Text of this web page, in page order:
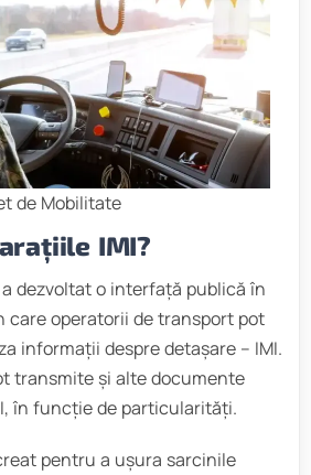
de Mobilitate
IMI?
dezvoltat o interfață publică în
care operatorii de transport pot
informații despre detașare – IMI.
transmite și alte documente
în funcție de particularități.
pentru a ușura sarcinile